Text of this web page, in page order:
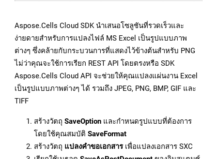
Aspose.Cells Cloud SDK นำเสนอโซลูชันที่รวดเร็วและ
ง่ายดายสำหรับการแปลงไฟล์ MS Excel เป็นรูปแบบภาพ
ต่างๆ ซึ่งคล้ายกับกระบวนการที่แสดงไว้ข้างต้นสำหรับ PNG
ไม่ว่าคุณจะใช้การเรียก REST API โดยตรงหรือ SDK
Aspose.Cells Cloud API จะช่วยให้คุณแปลงแผ่นงาน Excel
เป็นรูปแบบภาพต่างๆ ได้ รวมถึง JPEG, PNG, BMP, GIF และ
TIFF
สร้างวัตถุ SaveOption และกำหนดรูปแบบที่ต้องการ
โดยใช้คุณสมบัติ SaveFormat
สร้างวัตถุ แปลงคำขอเอกสารเพื่อแปลงเอกสาร SXC